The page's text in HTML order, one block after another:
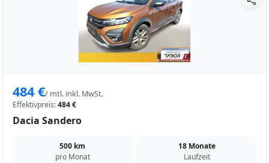
484 €/ mtl. inkl. MwSt.
Effektivpreis:484 €
Dacia Sandero
500 km
pro Monat
18 Monate
Laufzeit